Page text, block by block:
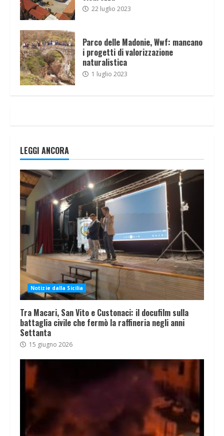
22 luglio 2023
Parco delle Madonie, Wwf: mancano
i progetti di valorizzazione
naturalistica
1 luglio 2023
LEGGI ANCORA
Notizie dalla Sicilia
Tra Macari, San Vito e Custonaci: il docufilm sulla
battaglia civile che fermò la raffineria negli anni
Settanta
15 giugno 2026